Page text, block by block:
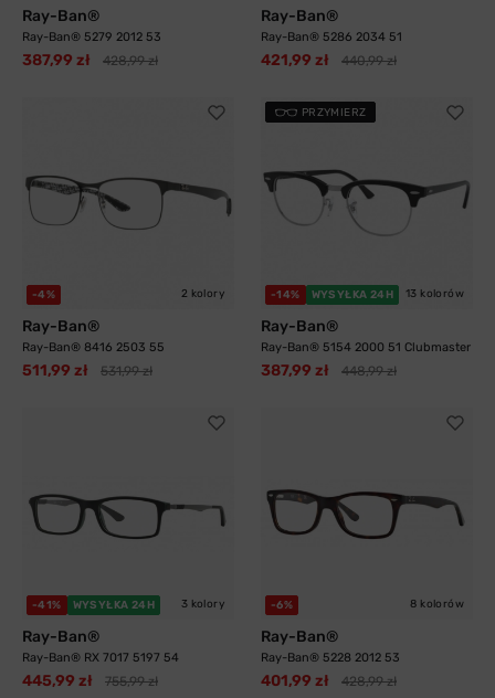
Ray-Ban®
Ray-Ban® 5279 2012 53
387,99 zł 428,99 zł
Ray-Ban®
Ray-Ban® 5286 2034 51
421,99 zł 440,99 zł
-4% 2 kolory
Ray-Ban®
Ray-Ban® 8416 2503 55
511,99 zł 531,99 zł
PRZYMIERZ
-14% WYSYŁKA 24H 13 kolorów
Ray-Ban®
Ray-Ban® 5154 2000 51 Clubmaster
387,99 zł 448,99 zł
-41% WYSYŁKA 24H 3 kolory
Ray-Ban®
Ray-Ban® RX 7017 5197 54
445,99 zł 755,99 zł
-6% 8 kolorów
Ray-Ban®
Ray-Ban® 5228 2012 53
401,99 zł 428,99 zł